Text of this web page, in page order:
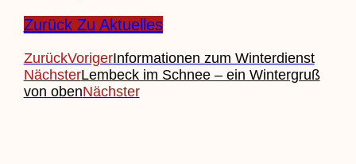
Zurück Zu Aktuelles
ZurückVorigerInformationen zum Winterdienst
NächsterLembeck im Schnee – ein Wintergruß
von obenNächster